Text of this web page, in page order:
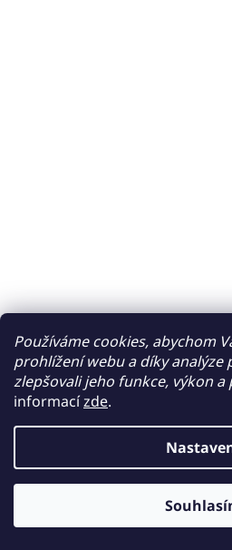
Používáme cookies, abychom
prohlížení webu a díky analýze
zlepšovali jeho funkce, výkon
informacízde.